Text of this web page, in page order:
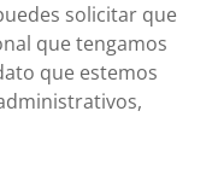
solicitar que
que tengamos
que estemos